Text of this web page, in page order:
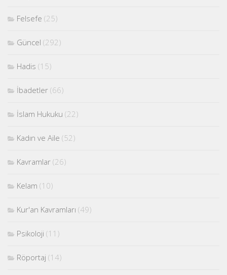
Felsefe (25)
Güncel (292)
Hadis (15)
İbadetler (66)
İslam Hukuku (22)
Kadın ve Aile (52)
Kavramlar (26)
Kelam (10)
Kur'an Kavramları (49)
Psikoloji (11)
Röportaj (14)